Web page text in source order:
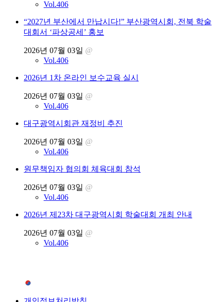
Vol.406
“2027년 부산에서 만납시다!” 부산광역시회, 전북 학술
대회서 ‘파상공세’ 홍보
2026년 07월 03일 @
Vol.406
2026년 1차 온라인 보수교육 실시
2026년 07월 03일 @
Vol.406
대구광역시회관 재정비 추진
2026년 07월 03일 @
Vol.406
원무책임자 협의회 체육대회 참석
2026년 07월 03일 @
Vol.406
2026년 제23차 대구광역시회 학술대회 개최 안내
2026년 07월 03일 @
Vol.406